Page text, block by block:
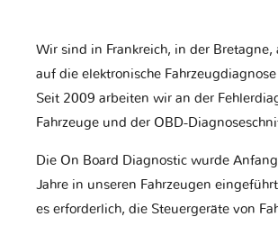
Wir sind in Frankreich, in der Bretagne,
auf die elektronische
Seit 2009 arbeiten wir an der
Fahrzeuge und der OBD-
Die On Board Diagnostic wurde
Jahre in unseren Fahrzeugen
es erforderlich, die Steuergeräte von